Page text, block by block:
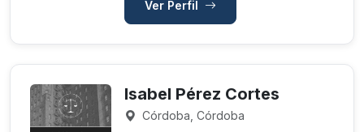
Ver Perfil
Isabel Pérez Cortes
Córdoba, Córdoba